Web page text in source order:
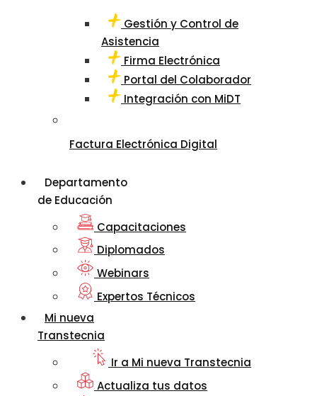
Gestión y Control de
Asistencia
Firma Electrónica
Portal del Colaborador
Integración con MiDT
Factura Electrónica Digital
Departamento
de Educación
Capacitaciones
Diplomados
Webinars
Expertos Técnicos
Mi nueva
Transtecnia
Ir a Mi nueva Transtecnia
Actualiza tus datos